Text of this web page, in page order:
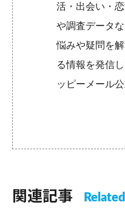
活・出会い・
や調査データ
悩みや疑問を
る情報を発
ッピーメール
関連記事